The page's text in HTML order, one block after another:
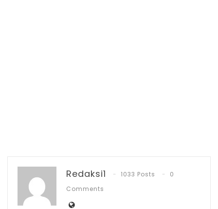
opsen pajak kendaraan bermotor dan
opsen bea balik nama kendaraan bermotor.
Hal ini merupakan amanat Undang-Undang
Redaksi1 1033 Posts
0
Comments